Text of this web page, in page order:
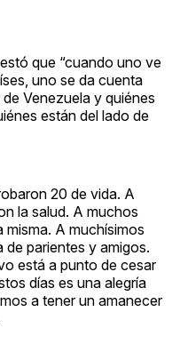
que “cuando uno ve
uno se da cuenta
Venezuela y quiénes
están del lado de
20 de vida. A
la salud. A muchos
A muchísimos
parientes y amigos.
está a punto de cesar
días es una alegría
a tener un amanecer